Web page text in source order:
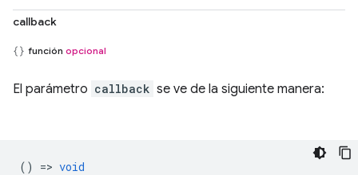
callback
función opcional
El parámetro callback se ve de la siguiente manera:
() => void